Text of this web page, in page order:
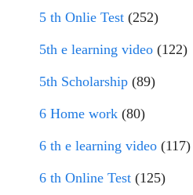
5 th Onlie Test (252)
5th e learning video (122)
5th Scholarship (89)
6 Home work (80)
6 th e learning video (117)
6 th Online Test (125)